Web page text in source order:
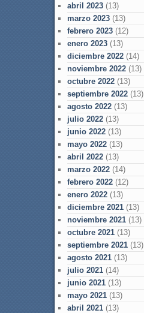
abril 2023(13)
marzo 2023(13)
febrero 2023(12)
enero 2023(13)
diciembre 2022(14)
noviembre 2022(13)
octubre 2022(13)
septiembre 2022(13)
agosto 2022(13)
julio 2022(13)
junio 2022(13)
mayo 2022(13)
abril 2022(13)
marzo 2022(14)
febrero 2022(12)
enero 2022(13)
diciembre 2021(13)
noviembre 2021(13)
octubre 2021(13)
septiembre 2021(13)
agosto 2021(13)
julio 2021(14)
junio 2021(13)
mayo 2021(13)
abril 2021(13)